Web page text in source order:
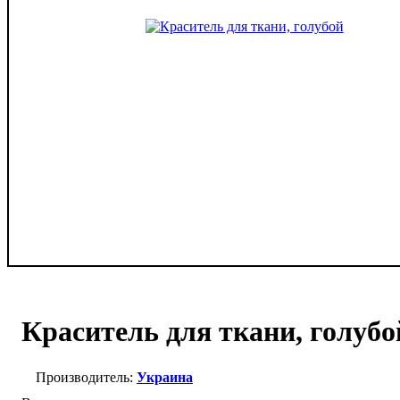
Краситель для ткани,
Украина